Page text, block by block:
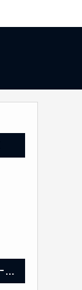
https://www.caricature-delabruyere.com/